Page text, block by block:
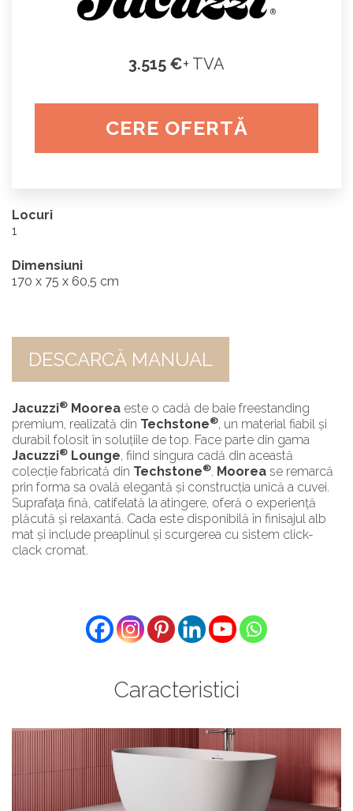
3.515 €+ TVA
CERE OFERTĂ
Locuri
1
Dimensiuni
170 x 75 x 60,5 cm
DESCARCĂ MANUAL
Jacuzzi® Moorea este o cadă de baie freestanding
premium, realizată din Techstone® , un material fiabil și
durabil folosit în soluțiile de top. Face parte din gama
Jacuzzi® Lounge , fiind singura cadă din această
colecție fabricată din Techstone® Moorea se remarcă
prin forma sa ovală elegantă și construcția unică a cuvei.
Suprafața fină, catifelată la atingere, oferă o experiență
plăcută și relaxantă. Cada este disponibilă în finisajul alb
mat și include preaplinul și scurgerea cu sistem click-
clack cromat.
Caracteristici